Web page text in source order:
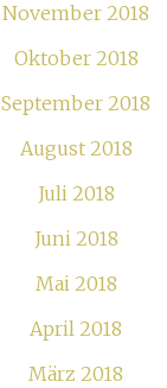
November 2018
Oktober 2018
September 2018
August 2018
Juli 2018
Juni 2018
Mai 2018
April 2018
März 2018